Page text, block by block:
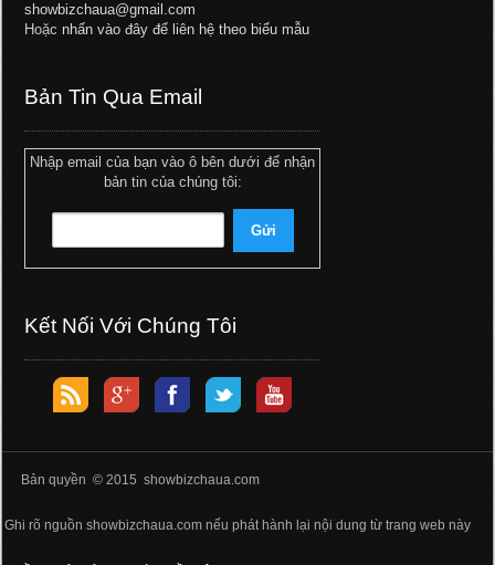
showbizchaua@gmail.com
Hoặc nhấn vào đây để liên hệ theo biểu mẫu
Bản Tin Qua Email
Nhập email của bạn vào ô bên dưới để nhận
bản tin của chúng tôi:
Kết Nối Với Chúng Tôi
Bản quyền © 2015 showbizchaua.com
Ghi rõ nguồn showbizchaua.com nếu phát hành lại nội dung từ trang web này